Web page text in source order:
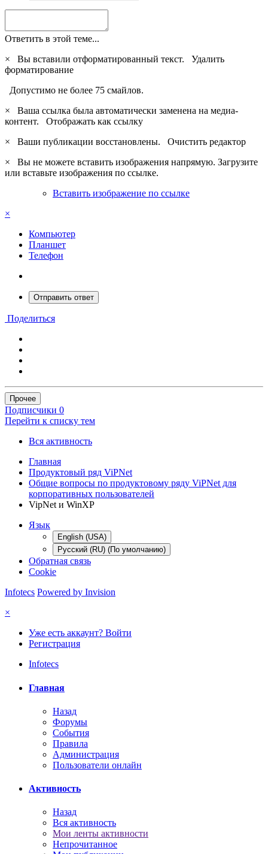
Ответить в этой теме...
×
Вы вставили отформатированный текст. Удалить
форматирование
Допустимо не более 75 смайлов.
×
Ваша ссылка была автоматически заменена на медиа-
контент. Отображать как ссылку
×
Ваши публикации восстановлены. Очистить редактор
×
Вы не можете вставить изображения напрямую. Загрузите
или вставьте изображения по ссылке.
Вставить изображение по ссылке
×
Компьютер
Планшет
Телефон
Отправить ответ
Поделиться
Прочее
Подписчики 0
Перейти к списку тем
Вся активность
Главная
Продуктовый ряд ViPNet
Общие вопросы по продуктовому ряду ViPNet для
корпоративных пользователей
VipNet и WinXP
Язык
English (USA)
Русский (RU) (По умолчанию)
Обратная связь
Cookie
Infotecs Powered by Invision
×
Уже есть аккаунт? Войти
Регистрация
Infotecs
Главная
Назад
Форумы
События
Правила
Администрация
Пользователи онлайн
Активность
Назад
Вся активность
Мои ленты активности
Непрочитанное